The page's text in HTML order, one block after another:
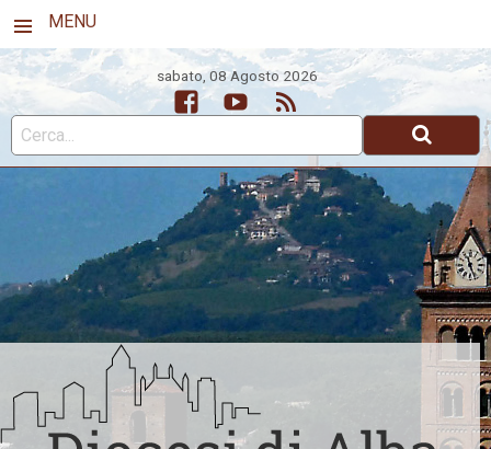
MENU
sabato, 08 Agosto 2026
FacebookYoutubeFeed